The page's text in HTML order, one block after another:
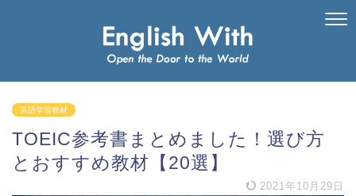
英語学習教材
TOEIC参考書まとめました！選び方
とおすすめ教材【20選】
2021年10月29日